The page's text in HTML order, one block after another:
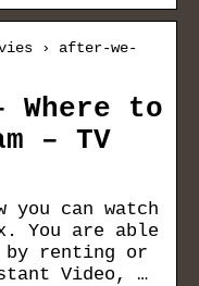
› after-we-
to
– TV
you can watch
You are able
by renting or
Video, …